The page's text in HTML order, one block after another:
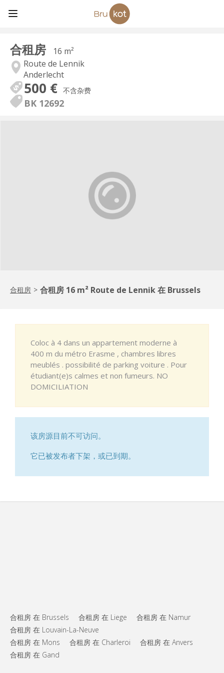
合租房
16 m²
Route de Lennik
Anderlecht
500 € 不含杂费
BK 12692
合租房 > 合租房 16 m² Route de Lennik 在 Brussels
Coloc à 4 dans un appartement moderne à
400 m du métro Erasme , chambres libres
meublés . possibilité de parking voiture . Pour
étudiant(e)s calmes et non fumeurs. NO
DOMICILIATION
该房源目前不可访问。
它已被发布者下架，或已到期。
合租房 在 Brussels 合租房 在 Liege
合租房 在 Namur
合租房 在 Louvain-La-Neuve
合租房 在 Mons
合租房 在 Charleroi
合租房 在 Anvers
合租房 在 Gand